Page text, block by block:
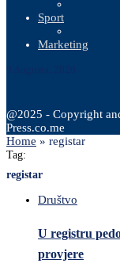
Sport
Marketing
@2025 - Copyright
Press.co.me
Home » registar
Tag:
registar
Društvo
U registru
provjere